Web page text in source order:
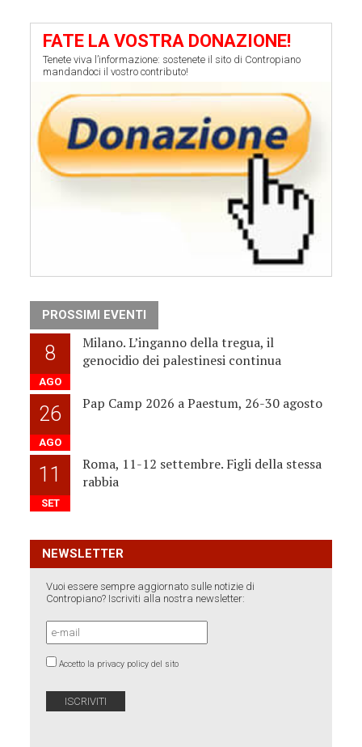
FATE LA VOSTRA DONAZIONE!
Tenete viva l’informazione: sostenete il sito di Contropiano
mandandoci il vostro contributo!
PROSSIMI EVENTI
8
AGO
Milano. L’inganno della tregua, il
genocidio dei palestinesi continua
26
AGO
Pap Camp 2026 a Paestum, 26-30 agosto
11
SET
Roma, 11-12 settembre. Figli della stessa
rabbia
NEWSLETTER
Vuoi essere sempre aggiornato sulle notizie di
Contropiano? Iscriviti alla nostra newsletter:
Accetto la privacy policy del sito